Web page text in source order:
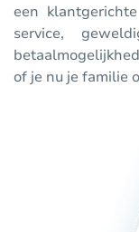
een
service,
of je nu je familie